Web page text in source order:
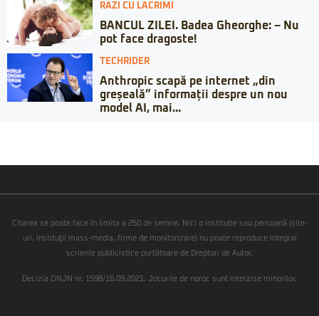
RAZI CU LACRIMI
BANCUL ZILEI. Badea Gheorghe: – Nu
pot face dragoste!
TECHRIDER
Anthropic scapă pe internet „din
greșeală” informații despre un nou
model AI, mai...
Citarea se poate face în limita a 250 de semne. Nici o instituţie sau persoană (site-
uri, instituţii mass-media, firme de monitorizare) nu poate reproduce integral
scrierile publicistice purtătoare de Drepturi de Autor.
Decizia ONJN nr. 1598/16.09.2021. Jocurile de noroc sunt interzise minorilor.